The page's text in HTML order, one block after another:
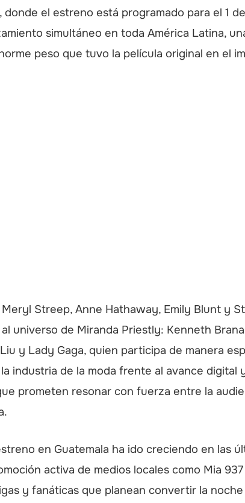
el estreno está programado para el 1
simultáneo en toda América Latina,
peso que tuvo la película original en el
Streep, Anne Hathaway, Emily Blunt y
universo de Miranda Priestly: Kenneth
y Lady Gaga, quien participa de manera
industria de la moda frente al avance digital
prometen resonar con fuerza entre la
en Guatemala ha ido creciendo en las
activa de medios locales como Mia
y fanáticas que planean convertir la